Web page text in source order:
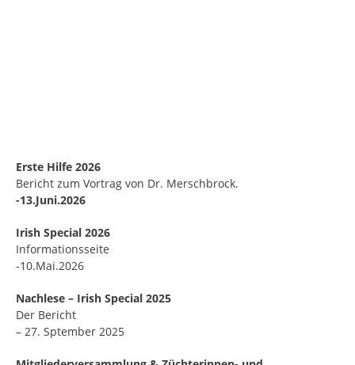
Erste Hilfe 2026
Bericht zum Vortrag von Dr. Merschbrock.
-13.Juni.2026
Irish Special 2026
Informationsseite
-10.Mai.2026
Nachlese – Irish Special 2025
Der Bericht
– 27. Sptember 2025